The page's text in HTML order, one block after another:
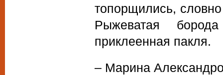
топорщились,
Рыжеватая
приклеенная пакля.
– Марина